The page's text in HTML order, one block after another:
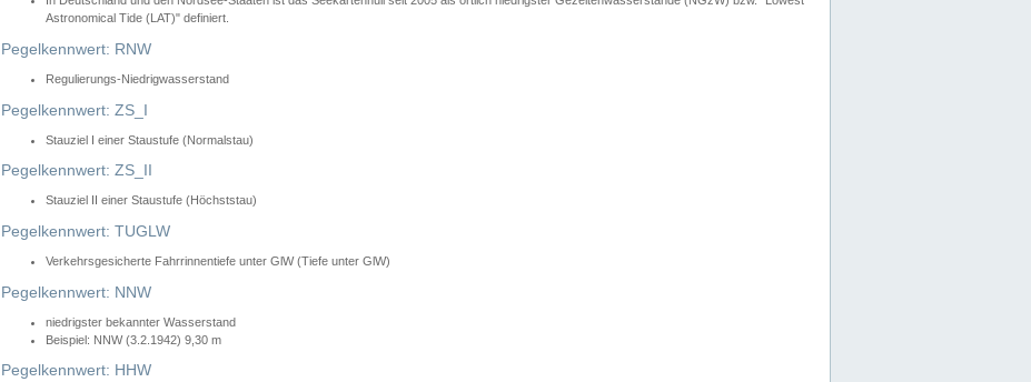
Astronomical Tide (LAT)" definiert.
Pegelkennwert: RNW
Regulierungs-Niedrigwasserstand
Pegelkennwert: ZS_I
Stauziel I einer Staustufe (Normalstau)
Pegelkennwert: ZS_II
Stauziel II einer Staustufe (Höchststau)
Pegelkennwert: TUGLW
Verkehrsgesicherte Fahrrinnentiefe unter GlW (Tiefe unter GlW)
Pegelkennwert: NNW
niedrigster bekannter Wasserstand
Beispiel: NNW (3.2.1942) 9,30 m
Pegelkennwert: HHW